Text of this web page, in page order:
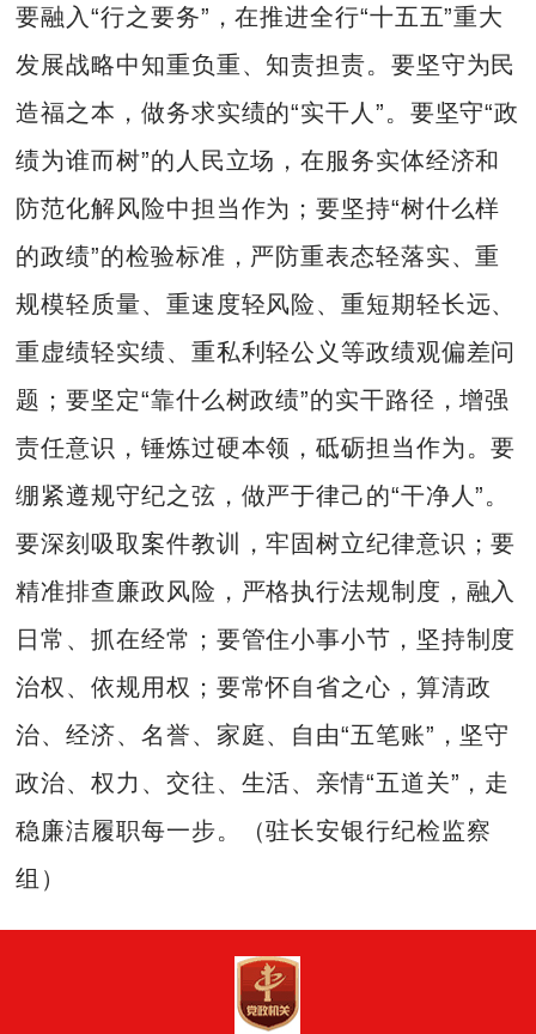
要融入“行之要务”，在推进全行“十五五”重大
发展战略中知重负重、知责担责。要坚守为民
造福之本，做务求实绩的“实干人”。要坚守“政
绩为谁而树”的人民立场，在服务实体经济和
防范化解风险中担当作为；要坚持“树什么样
的政绩”的检验标准，严防重表态轻落实、重
规模轻质量、重速度轻风险、重短期轻长远、
重虚绩轻实绩、重私利轻公义等政绩观偏差问
题；要坚定“靠什么树政绩”的实干路径，增强
责任意识，锤炼过硬本领，砥砺担当作为。要
绷紧遵规守纪之弦，做严于律己的“干净人”。
要深刻吸取案件教训，牢固树立纪律意识；要
精准排查廉政风险，严格执行法规制度，融入
日常、抓在经常；要管住小事小节，坚持制度
治权、依规用权；要常怀自省之心，算清政
治、经济、名誉、家庭、自由“五笔账”，坚守
政治、权力、交往、生活、亲情“五道关”，走
稳廉洁履职每一步。（驻长安银行纪检监察
组）